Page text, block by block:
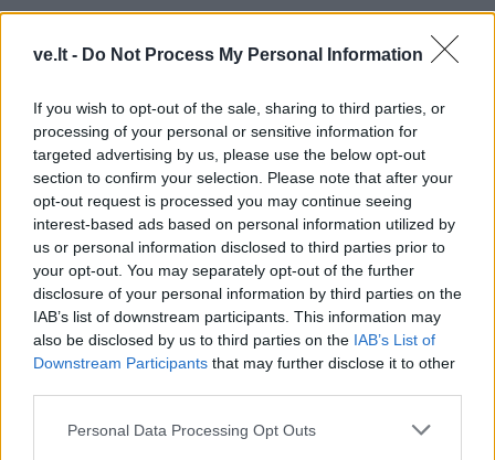
ve.lt - Do Not Process My Personal Information
If you wish to opt-out of the sale, sharing to third parties, or
processing of your personal or sensitive information for
targeted advertising by us, please use the below opt-out
section to confirm your selection. Please note that after your
opt-out request is processed you may continue seeing
interest-based ads based on personal information utilized by
us or personal information disclosed to third parties prior to
your opt-out. You may separately opt-out of the further
disclosure of your personal information by third parties on the
IAB’s list of downstream participants. This information may
also be disclosed by us to third parties on the IAB’s List of
Downstream Participants that may further disclose it to other
Personal Data Processing Opt Outs
TAIP PAT SKAITYKITE
Laisvalaikis
Rugpjūčio 7-ąją vardo
dieną švenčia
Laisvalaikis
Pasirinkite gestą ir
sužinokite, ką jumyse
pastebi pirmiausia, bet
retai pasako garsiai